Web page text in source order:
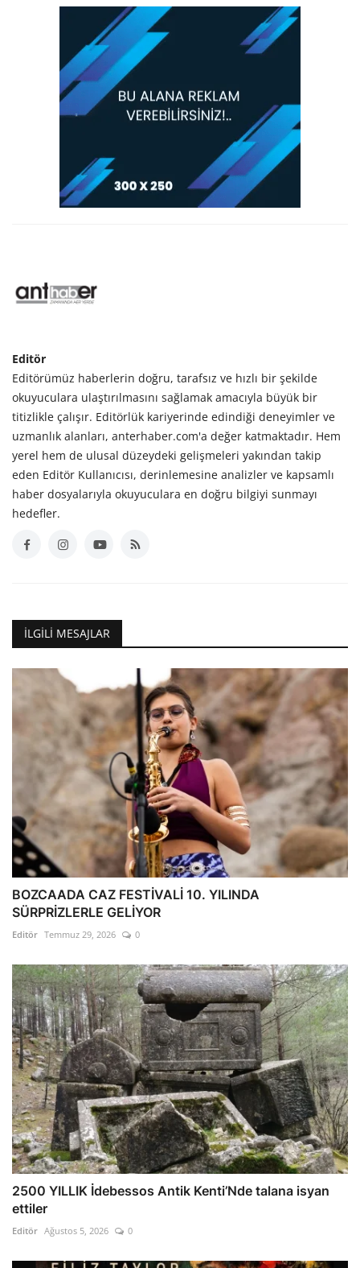
Editör
Editörümüz haberlerin doğru, tarafsız ve hızlı bir şekilde
okuyuculara ulaştırılmasını sağlamak amacıyla büyük bir
titizlikle çalışır. Editörlük kariyerinde edindiği deneyimler ve
uzmanlık alanları, anterhaber.com'a değer katmaktadır. Hem
yerel hem de ulusal düzeydeki gelişmeleri yakından takip
eden Editör Kullanıcısı, derinlemesine analizler ve kapsamlı
haber dosyalarıyla okuyuculara en doğru bilgiyi sunmayı
hedefler.
İLGILI MESAJLAR
BOZCAADA CAZ FESTİVALİ 10. YILINDA
SÜRPRİZLERLE GELİYOR
Editör Temmuz 29, 2026 0
2500 YILLIK İdebessos Antik Kenti’Nde talana isyan
ettiler
Editör Ağustos 5, 2026 0